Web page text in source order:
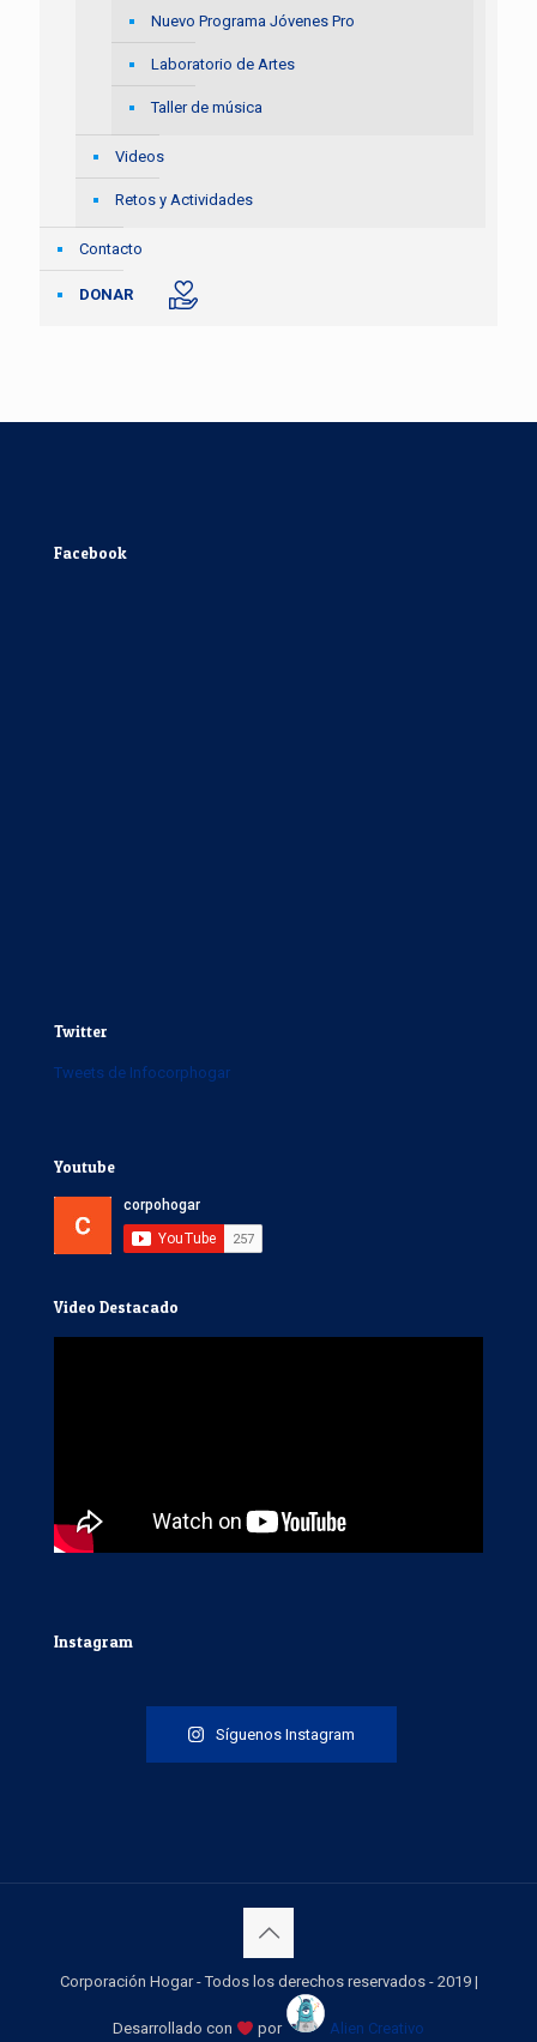
Nuevo Programa Jóvenes Pro
Laboratorio de Artes
Taller de música
Videos
Retos y Actividades
Contacto
DONAR
Facebook
Twitter
Tweets de Infocorphogar
Youtube
Video Destacado
Instagram
Síguenos Instagram
Corporación Hogar - Todos los derechos reservados - 2019 |
Desarrollado con por Alien Creativo